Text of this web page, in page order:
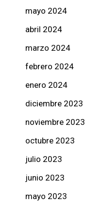
mayo 2024
abril 2024
marzo 2024
febrero 2024
enero 2024
diciembre 2023
noviembre 2023
octubre 2023
julio 2023
junio 2023
mayo 2023